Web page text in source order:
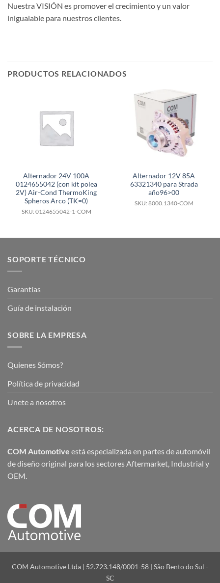
Nuestra VISIÓN es promover el crecimiento y un valor
inigualable para nuestros clientes.
PRODUCTOS RELACIONADOS
Alternador 24V 100A
0124655042 (con kit polea
2V) Air-Cond ThermoKing
Spheros Arco (TK=0)
SKU: 0124655042-1-COM
Alternador 12V 85A
63321340 para Strada
año96>00
SKU: 8000.1340-COM
SOPORTE TÉCNICO
Garantías
Guía de instalación
SOBRE LA EMPRESA
Quienes Sómos?
Política de privacidad
Unete a nosotros
ACERCA DE NOSOTROS:
COM Automotive está especializada en partes de automóvil
de diseño original para los sectores Aftermarket, Industrial y
OEM.
COM Automotive Ltda | 52.723.148/0001-58 | São Bento do Sul -
SC